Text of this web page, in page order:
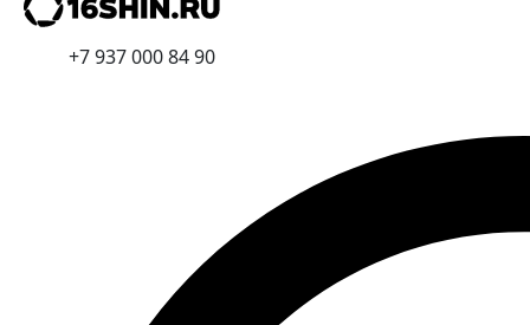
+7 937 000 84 90